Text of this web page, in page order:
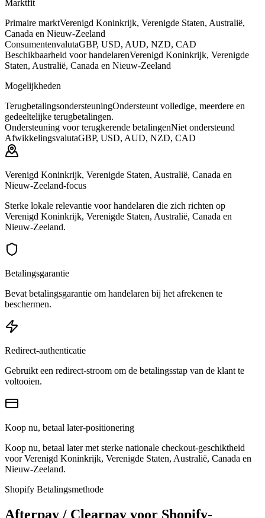
Marktfit
Primaire marktVerenigd Koninkrijk, Verenigde Staten, Australië,
Canada en Nieuw-Zeeland
ConsumentenvalutaGBP, USD, AUD, NZD, CAD
Beschikbaarheid voor handelarenVerenigd Koninkrijk, Verenigde
Staten, Australië, Canada en Nieuw-Zeeland
Mogelijkheden
TerugbetalingsondersteuningOndersteunt volledige, meerdere en
gedeeltelijke terugbetalingen.
Ondersteuning voor terugkerende betalingenNiet ondersteund
AfwikkelingsvalutaGBP, USD, AUD, NZD, CAD
Verenigd Koninkrijk, Verenigde Staten, Australië, Canada en
Nieuw-Zeeland-focus
Sterke lokale relevantie voor handelaren die zich richten op
Verenigd Koninkrijk, Verenigde Staten, Australië, Canada en
Nieuw-Zeeland.
Betalingsgarantie
Bevat betalingsgarantie om handelaren bij het afrekenen te
beschermen.
Redirect-authenticatie
Gebruikt een redirect-stroom om de betalingsstap van de klant te
voltooien.
Koop nu, betaal later-positionering
Koop nu, betaal later met sterke nationale checkout-geschiktheid
voor Verenigd Koninkrijk, Verenigde Staten, Australië, Canada en
Nieuw-Zeeland.
Shopify Betalingsmethode
Afterpay / Clearpay voor Shopify-